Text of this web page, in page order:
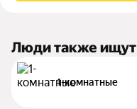
Люди также ищут
1-комнатные